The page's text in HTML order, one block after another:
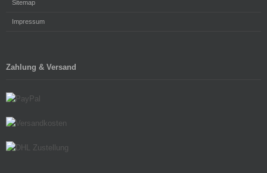
Sitemap
Impressum
Zahlung & Versand